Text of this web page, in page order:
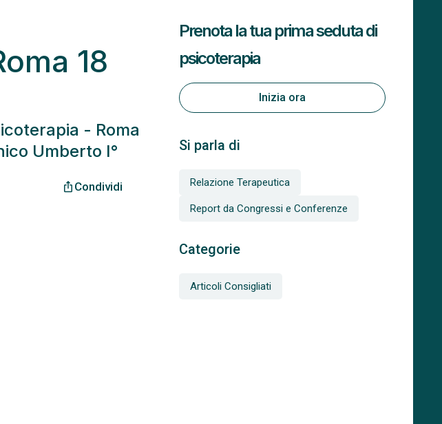
18
- Roma
Umberto I°
ios_share Condividi
Si parla di
Relazione Terapeutica
Report da Congressi e Conferenze
Categorie
Articoli Consigliati
Prenota la tua prima seduta di
psicoterapia
Inizia ora